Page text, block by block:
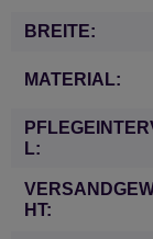
BREITE:
MATERIAL:
L:
HT: